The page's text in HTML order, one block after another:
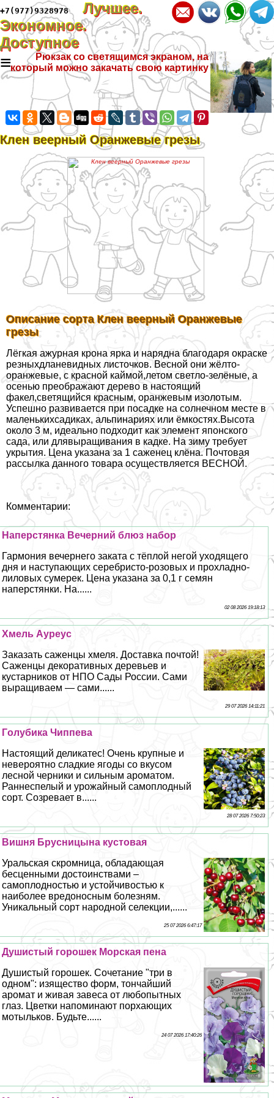
+7(977)9328978
Лучшее.
Экономное.
Доступное
≡
Рюкзак со светящимся экраном, на
который можно закачать свою картинку
Клен веерный Оранжевые грезы
Описание сорта Клен веерный Оранжевые
грезы
Лёгкая ажурная крона ярка и нарядна благодаря окраске
резныхдланевидных листочков. Весной они жёлто-
оранжевые, с красной каймой,летом светло-зелёные, а
осенью преображают дерево в настоящий
факел,светящийся красным, оранжевым изолотым.
Успешно развивается при посадке на солнечном месте в
маленькихсадиках, альпинариях или ёмкостях.Высота
около 3 м, идеально подходит как элемент японского
сада, или длявыращивания в кадке. На зиму требует
укрытия. Цена указана за 1 саженец клёна. Почтовая
рассылка данного товара осуществляется ВЕСНОЙ.
Комментарии:
Наперстянка Вечерний блюз набор
Гармония вечернего заката с тёплой негой уходящего
дня и наступающих серебристо-розовых и прохладно-
лиловых сумерек. Цена указана за 0,1 г семян
наперстянки. На......
02 08 2026 19:18:13
Хмель Ауреус
Заказать саженцы хмеля. Доставка почтой!
Саженцы декоративных деревьев и
кустарников от НПО Сады России. Сами
выращиваем — сами......
29 07 2026 14:11:21
Гoлyбика Чиппева
Настоящий деликатес! Очень крупные и
невероятно сладкие ягоды со вкусом
лесной черники и сильным ароматом.
Раннеспелый и урожайный самоплодный
сорт. Созревает в......
28 07 2026 7:50:23
Вишня Брусницына кустовая
Уральская скромница, обладающая
бесценными достоинствами –
самоплодностью и устойчивостью к
наиболее вредоносным болезням.
Уникальный сорт народной селекции,......
25 07 2026 6:47:17
Душистый горошек Морская пена
Душистый горошек. Сочетание "три в
одном": изящество форм, тончайший
аромат и живая завеса от любопытных
глаз. Цветки напоминают порхающих
мотыльков. Будьте......
24 07 2026 17:40:26